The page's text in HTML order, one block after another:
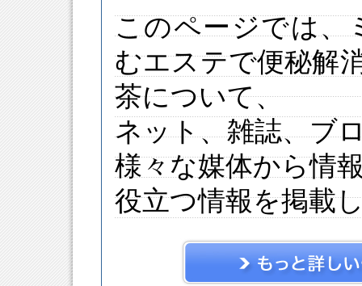
このページでは、
むエステで便秘解
茶について、
ネット、雑誌、ブ
様々な媒体から情
役立つ情報を掲載